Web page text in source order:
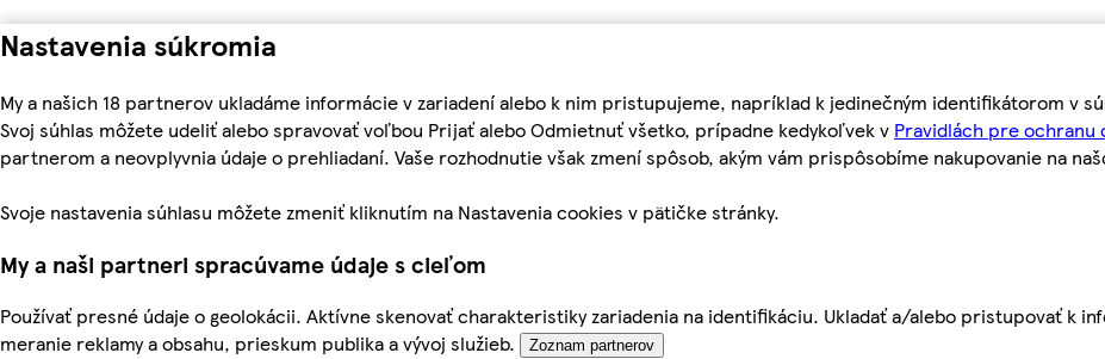
Nastavenia súkromia
My a našich 18 partnerov ukladáme informácie v zariadení alebo k nim pristupujeme, napríklad k jedinečným identifikátorom v
Svoj súhlas môžete udeliť alebo spravovať voľbou Prijať alebo Odmietnuť všetko, prípadne kedykoľvek v Pravidlách pre ochranu
partnerom a neovplyvnia údaje o prehliadaní. Vaše rozhodnutie však zmení spôsob, akým vám prispôsobíme nakupovanie na
Svoje nastavenia súhlasu môžete zmeniť kliknutím na Nastavenia cookies v pätičke stránky.
My a naši partneri spracúvame údaje s cieľom
Používať presné údaje o geolokácii. Aktívne skenovať charakteristiky zariadenia na identifikáciu. Ukladať a/alebo pristupovať k
meranie reklamy a obsahu, prieskum publika a vývoj služieb.
Zoznam partnerov